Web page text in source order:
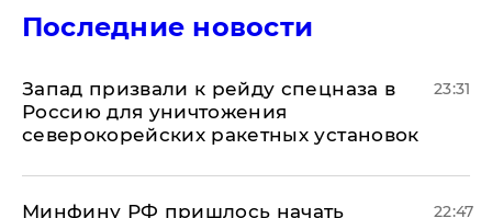
Последние новости
Запад призвали к рейду спецназа в
Россию для уничтожения
северокорейских ракетных установок
23:31
Минфину РФ пришлось начать
22:47